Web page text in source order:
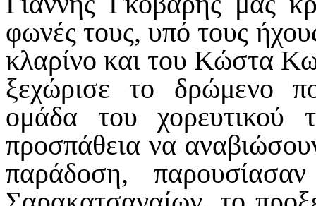
φωνές τους, υπό τους
κλαρίνο και του Κώστα
ξεχώρισε το δρώμενο
ομάδα του χορευτικού
προσπάθεια να
παράδοση,